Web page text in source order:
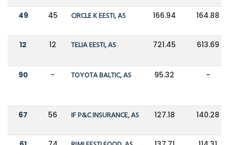
49 45 CIRCLE K EESTI, AS 166.94 164.88
12 12 TELIA EESTI, AS 721.45 613.69
90 - TOYOTA BALTIC, AS 95.32 -
67 56 IF P&C INSURANCE, AS 127.18 140.28